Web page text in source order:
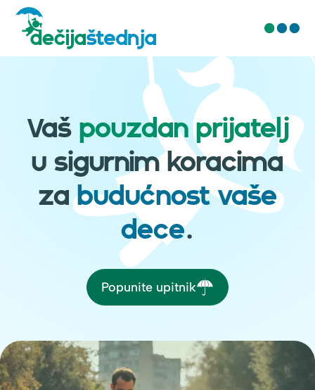
O nama
Najčešća pitanja
Blog
Kontakt
Vaš pouzdan prijatelj
u sigurnim koracima
zabudućnost vaše
dece.
Popunite upitnik